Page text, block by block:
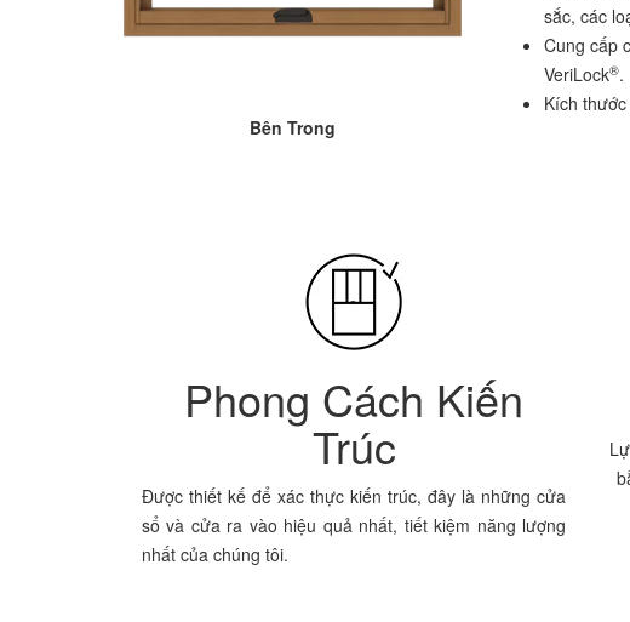
Bên Trong
sắc, các
Cung cấp
VeriLock®.
Kích
Phong Cách Kiến
Trúc
Được thiết kế để xác thực kiến trúc, đây là những cửa
sổ và cửa ra vào hiệu quả nhất, tiết kiệm năng lượng
nhất của chúng tôi.